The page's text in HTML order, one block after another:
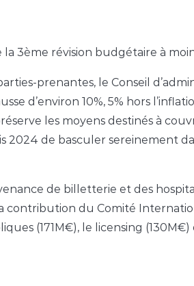
3ème révision budgétaire à
prenantes, le Conseil
d’environ 10%, 5% hors
les moyens destinés à
de basculer sereinement
de billetterie et des
contribution du Comité
(171M€), le licensing